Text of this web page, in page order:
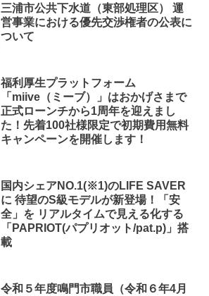
三浦市公共下水道（東部処理区） 運
営事業における優先交渉権者の公表に
ついて
福利厚生プラットフォーム
「miive（ミーブ）」はおかげさまで
正式ローンチから1周年を迎えまし
た！先着100社様限定で初期費用無料
キャンペーンを開催します！
国内シェアNO.1(※1)のLIFE SAVER
に 待望のS級モデルが新登場！「安
全」を リアルタイムで見える化する
「PAPRIOT(パプリオット/pat.p)」搭
載
令和５年度鳴門市職員（令和６年4月